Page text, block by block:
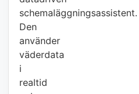
schemaläggningsassistent.
Den
använder
väderdata
i
realtid